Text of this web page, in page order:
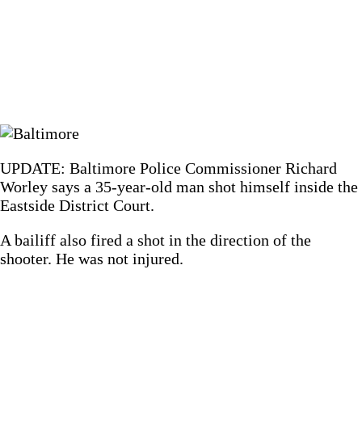
UPDATE: Baltimore Police Commissioner Richard
Worley says a 35-year-old man shot himself inside the
Eastside District Court.
A bailiff also fired a shot in the direction of the
shooter. He was not injured.